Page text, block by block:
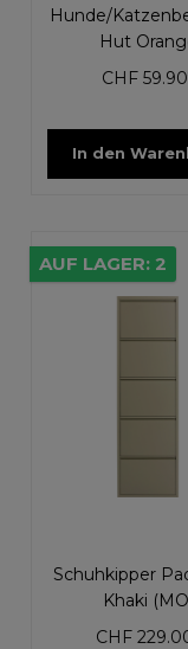
Hunde/
Hut
CHF
In den
AUF LAGER: 2
Schuhkipper
Khaki
CHF